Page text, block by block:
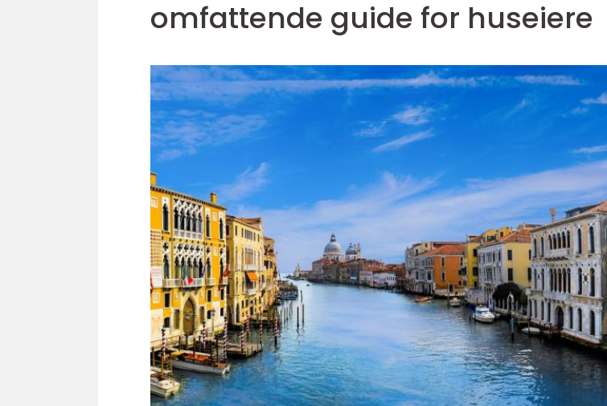
omfattende guide for huseiere